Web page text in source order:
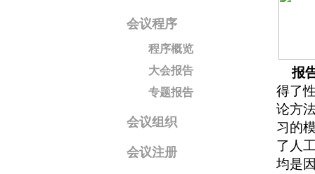
会议程序
程序概览
大会报告
专题报告
会议组织
会议注册
报
得了
论方
习的
了人
均是